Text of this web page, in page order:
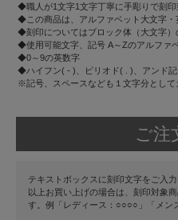
◆職人が1文字1文字丁寧に手彫りで刻印
◆この商品は、アルファベット大文字・
◆刻印についてはブロック体（大文字
◆使用可能文字、記号 A～Zのアルファ
◆0～9の英数字
◆ハイフン( - )、ピリオド( . )、アンド
※記号、スペースなども１文字分として
ご注
テキストボックスに刻印文字をご入
以上お買い上げの場合は、刻印対象
す。例「レディース：○○○○」「メン